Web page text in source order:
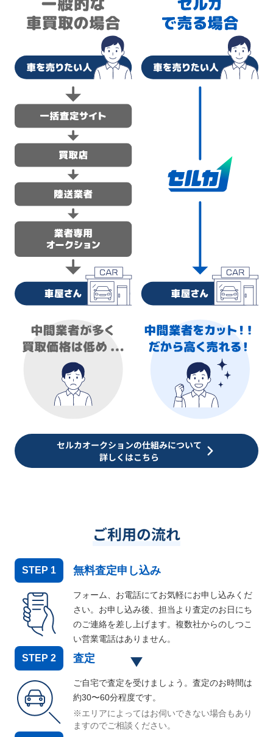
セルカオークションの仕組みについて
詳しくはこちら
ご利用の流れ
STEP 1 無料査定申し込み
フォーム、お電話にてお気軽にお申し込みくだ
さい。お申し込み後、担当より査定のお日にち
のご連絡を差し上げます。複数社からのしつこ
い営業電話はありません。
STEP 2 査定
ご自宅で査定を受けましょう。査定のお時間は
約30〜60分程度です。
※エリアによってはお伺いできない場合もあり
ますのでご相談ください。